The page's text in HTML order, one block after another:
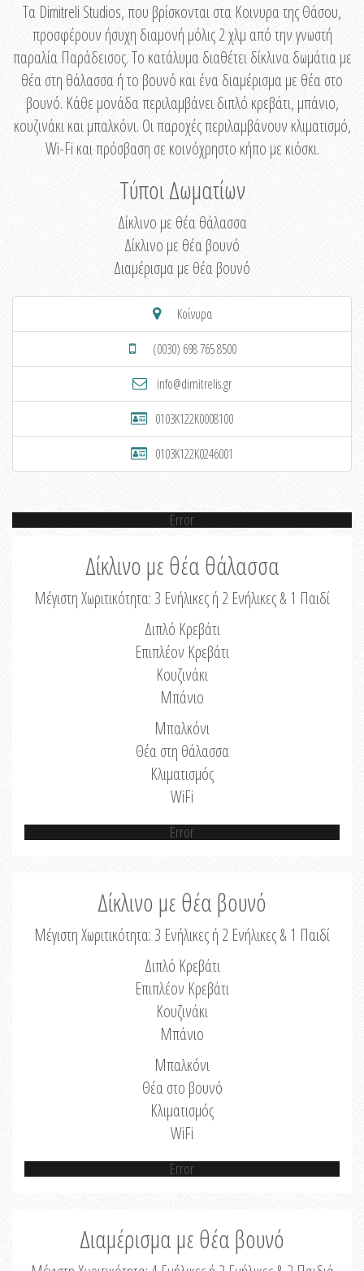
Τα Dimitreli Studios, που βρίσκονται στα Κοινυρα της Θάσου,
προσφέρουν ήσυχη διαμονή μόλις 2 χλμ από την γνωστή
παραλία Παράδεισος. Το κατάλυμα διαθέτει δίκλινα δωμάτια με
θέα στη θάλασσα ή το βουνό και ένα διαμέρισμα με θέα στο
βουνό. Κάθε μονάδα περιλαμβάνει διπλό κρεβάτι, μπάνιο,
κουζινάκι και μπαλκόνι. Οι παροχές περιλαμβάνουν κλιματισμό,
Wi-Fi και πρόσβαση σε κοινόχρηστο κήπο με κιόσκι.
Τύποι Δωματίων
Δίκλινο με θέα θάλασσα
Δίκλινο με θέα βουνό
Διαμέρισμα με θέα βουνό
Κοίνυρα
(0030) 698 765 8500
info@dimitrelis.gr
0103K122K0008100
0103K122K0246001
Error
Δίκλινο με θέα θάλασσα
Μέγιστη Χωριτικότητα: 3 Ενήλικες ή 2 Ενήλικες & 1 Παιδί
Διπλό Κρεβάτι
Επιπλέον Κρεβάτι
Κουζινάκι
Μπάνιο
Μπαλκόνι
Θέα στη θάλασσα
Κλιματισμός
WiFi
Error
Δίκλινο με θέα βουνό
Μέγιστη Χωριτικότητα: 3 Ενήλικες ή 2 Ενήλικες & 1 Παιδί
Διπλό Κρεβάτι
Επιπλέον Κρεβάτι
Κουζινάκι
Μπάνιο
Μπαλκόνι
Θέα στο βουνό
Κλιματισμός
WiFi
Error
Διαμέρισμα με θέα βουνό